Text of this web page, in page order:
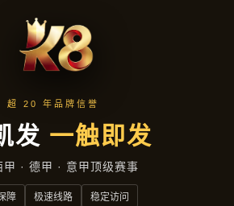
主营产品
首页 主营产品